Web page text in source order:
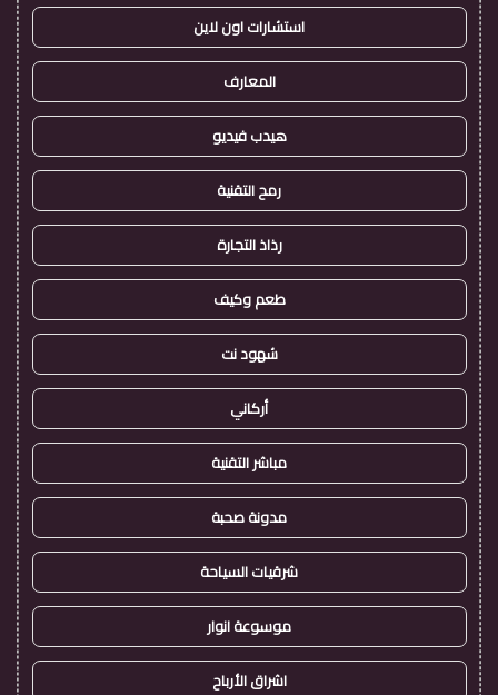
استشارات اون لاين
المعارف
هيدب فيديو
رمح التقنية
رذاذ التجارة
طعم وكيف
شهود نت
أركاني
مباشر التقنية
مدونة صحبة
شرقيات السياحة
موسوعة انوار
اشراق الأرباح